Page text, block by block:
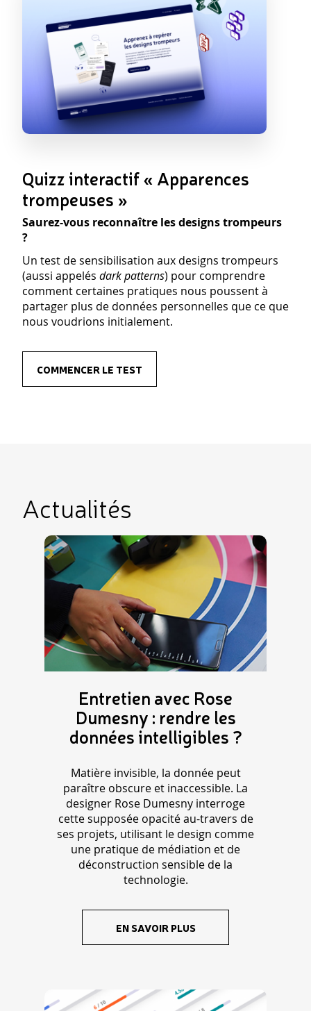
Quizz interactif « Apparences
trompeuses »
Saurez-vous reconnaître les designs trompeurs
?
Un test de sensibilisation aux designs trompeurs
(aussi appelés dark patterns) pour comprendre
comment certaines pratiques nous poussent à
partager plus de données personnelles que ce que
nous voudrions initialement.
COMMENCER LE TEST
Actualités
Entretien avec Rose
Dumesny : rendre les
données intelligibles ?
Matière invisible, la donnée peut
paraître obscure et inaccessible. La
designer Rose Dumesny interroge
cette supposée opacité au-travers de
ses projets, utilisant le design comme
une pratique de médiation et de
déconstruction sensible de la
technologie.
EN SAVOIR PLUS